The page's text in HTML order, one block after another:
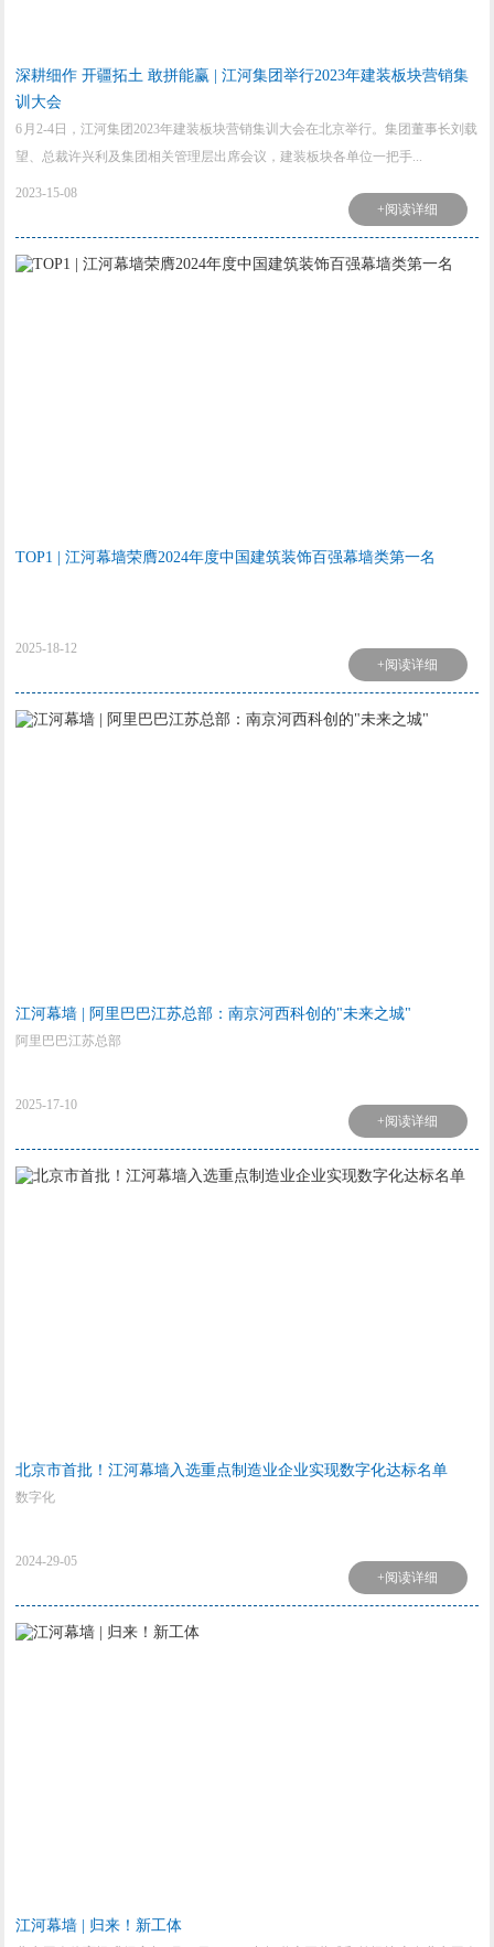
深耕细作 开疆拓土 敢拼能赢 | 江河集团举行2023年建装板块营销集
训大会
6月2-4日，江河集团2023年建装板块营销集训大会在北京举行。集团董事长刘载
望、总裁许兴利及集团相关管理层出席会议，建装板块各单位一把手...
2023-15-08
+阅读详细
TOP1 | 江河幕墙荣膺2024年度中国建筑装饰百强幕墙类第一名
2025-18-12
+阅读详细
江河幕墙 | 阿里巴巴江苏总部：南京河西科创的"未来之城"
阿里巴巴江苏总部
2025-17-10
+阅读详细
北京市首批！江河幕墙入选重点制造业企业实现数字化达标名单
数字化
2024-29-05
+阅读详细
江河幕墙 | 归来！新工体